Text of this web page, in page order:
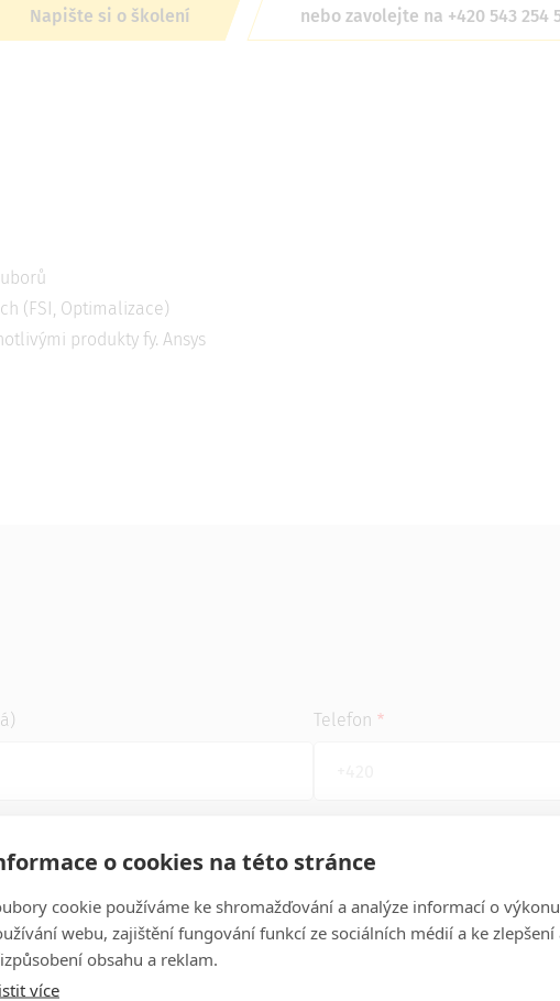
o cookies na této stránce
cookie používáme ke shromažďování a analýze informací o
webu, zajištění fungování funkcí ze sociálních médií a ke zlepšení
obsahu a reklam.
více
Napište si o školení nebo zavolejte na +420 543 254
(FSI, Optimalizace)
produkty fy. Ansys
nemá vypsaný)
Telefon